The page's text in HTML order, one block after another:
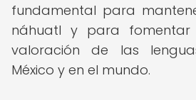
fundamental para
náhuatl y para
valoración de las
México y en el mundo.